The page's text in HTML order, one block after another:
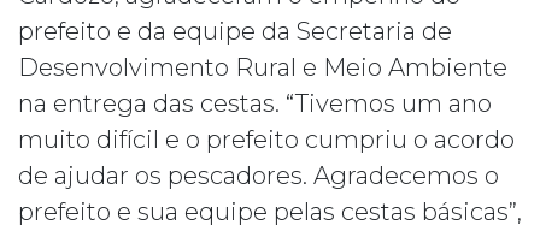
prefeito e da equipe da Secretaria de
Desenvolvimento Rural e Meio Ambiente
na entrega das cestas. “Tivemos um ano
muito difícil e o prefeito cumpriu o acordo
de ajudar os pescadores. Agradecemos o
prefeito e sua equipe pelas cestas básicas”,